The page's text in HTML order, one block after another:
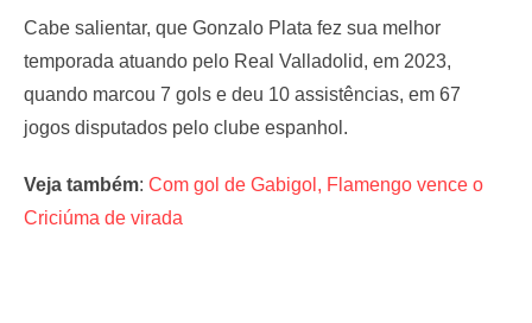
Cabe salientar, que Gonzalo Plata fez sua melhor
temporada atuando pelo Real Valladolid, em 2023,
quando marcou 7 gols e deu 10 assistências, em 67
jogos disputados pelo clube espanhol.
Veja também: Com gol de Gabigol, Flamengo vence o
Criciúma de virada